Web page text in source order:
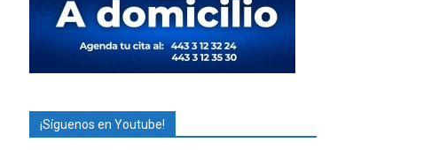
¡Síguenos en Youtube!